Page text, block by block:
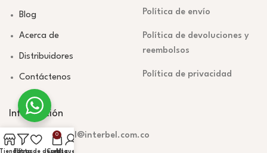
Blog
Acerca de
Distribuidores
Contáctenos
Política de envío
Política de devoluciones y
reembolsos
Política de privacidad
Información
mercadeodigital@interbel.com.co
Filtros
Lista de deseos
0
CarritoMi cuenta